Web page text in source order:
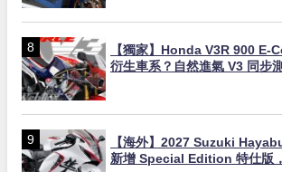
【獨家】Honda V3R 900 E-
衍生車系？自然進氣 V3 同步
【海外】2027 Suzuki
新增 Special Edition 特仕版